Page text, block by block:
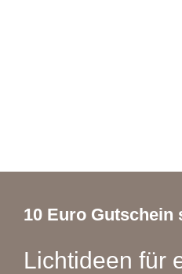
10 Euro Gutschein
Lichtideen für